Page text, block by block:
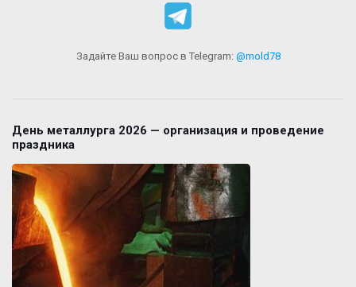
Задайте Ваш вопрос в Telegram: @mold78
День металлурга 2026 — организация и проведение
праздника